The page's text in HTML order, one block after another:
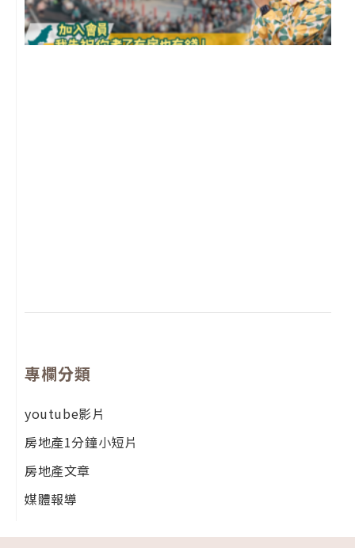
專欄分類
youtube影片
房地產1分鐘小短片
房地產文章
媒體報導